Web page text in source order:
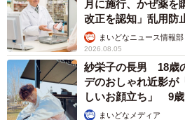
月に施行、かぜ薬を
改正を認知」乱用防
まいどなニュース情報部
2026.08.05
紗栄子の長男 18歳
デのおしゃれ近影が
しいお顔立ち」 9
で学ぶまいどなメディア